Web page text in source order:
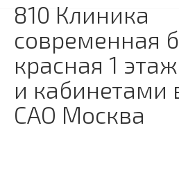
810 Клиника
современная
красная 1
и кабинетами
САО Москва